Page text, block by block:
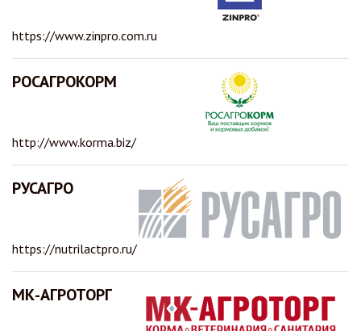
https://www.zinpro.com.ru
РОСАГРОКОРМ
http://www.korma.biz/
РУСАГРО
https://nutrilactpro.ru/
МК-АГРОТОРГ